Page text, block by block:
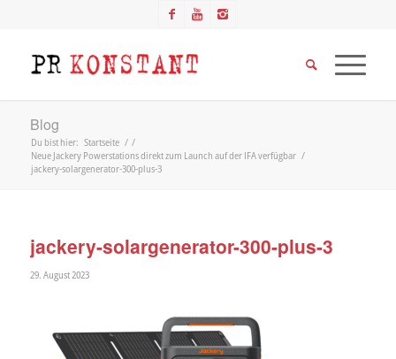
Blog
Du bist hier: Startseite / /
Neue Jackery Powerstations direkt zum Launch auf der IFA verfügbar /
jackery-solargenerator-300-plus-3
jackery-solargenerator-300-plus-3
29. August 2023